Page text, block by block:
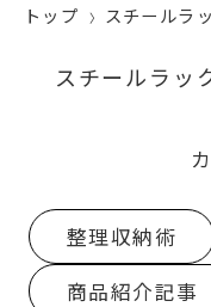
トップ スチールラ
スチールラッ
整理収納術
商品紹介記事